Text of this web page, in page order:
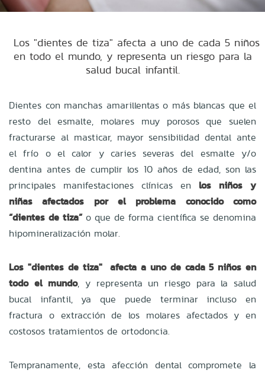
Los "dientes de tiza" afecta a uno de cada 5 niños
en todo el mundo, y representa un riesgo para la
salud bucal infantil.
Dientes con manchas amarillentas o más blancas que el
resto del esmalte, molares muy porosos que suelen
fracturarse al masticar, mayor sensibilidad dental ante
el frío o el calor y caries severas del esmalte y/o
dentina antes de cumplir los 10 años de edad, son las
principales manifestaciones clínicas en los niños y
niñas afectados por el problema conocido como
“dientes de tiza”o que de forma científica se denomina
hipomineralización molar.
Los "dientes de tiza" afecta a uno de cada 5 niños en
todo el mundo, y representa un riesgo para la salud
bucal infantil, ya que puede terminar incluso en
fractura o extracción de los molares afectados y en
costosos tratamientos de ortodoncia.
Tempranamente, esta afección dental compromete la